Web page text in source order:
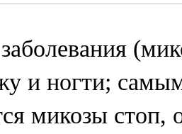
и ногти;
микозы стоп,